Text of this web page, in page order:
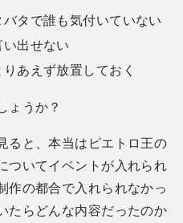
タで誰も気付いていない
出せない
あえず放置しておく
ょうか？
ると、本当はピエトロ王の
ついてイベントが入れられ
作の都合で入れられなかっ
たらどんな内容だったのか